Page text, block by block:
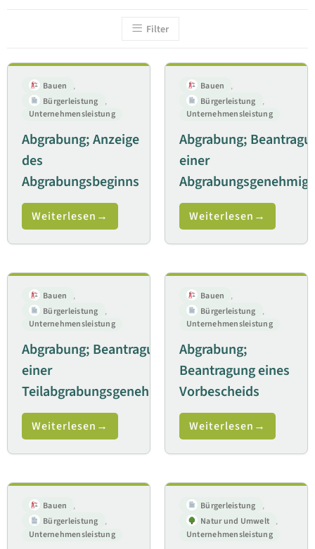
Filter
Bauen
,
Bürgerleistung
,
Unternehmensleistung
Abgrabung; Anzeige
des
Abgrabungsbeginns
Weiterlesen
Bauen
,
Bürgerleistung
,
Unternehmensleistung
Abgrabung;
einer
Weiterlesen
Bauen
,
Bürgerleistung
,
Unternehmensleistung
Abgrabung; Beantragung
einer
Teilabgrabungsgenehmigung
Weiterlesen
Bauen
,
Bürgerleistung
,
Unternehmensleistung
Abgrabung;
Beantragung eines
Vorbescheids
Weiterlesen
Bauen
,
Bürgerleistung
,
Unternehmensleistung
Bürgerleistung
,
Natur und Umwelt ,
Unternehmensleistung